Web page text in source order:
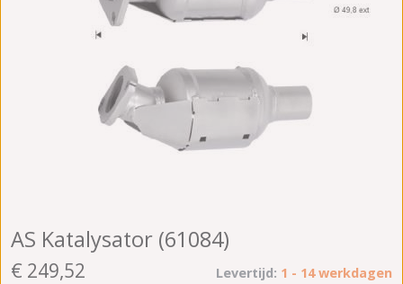
AS Katalysator (61084)
€ 249,52 Levertijd: 1 - 14 werkdagen